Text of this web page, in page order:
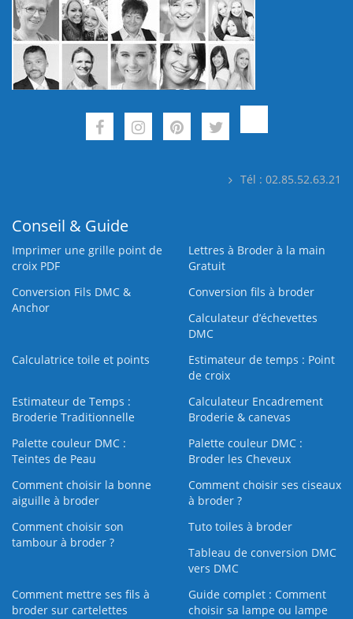
Tél : 02.85.52.63.21
Conseil & Guide
Imprimer une grille point de
croix PDF
Lettres à Broder à la main
Gratuit
Conversion Fils DMC &
Anchor
Conversion fils à broder
Calculateur d’échevettes
DMC
Calculatrice toile et points
Estimateur de temps : Point
de croix
Estimateur de Temps :
Broderie Traditionnelle
Calculateur Encadrement
Broderie & canevas
Palette couleur DMC :
Teintes de Peau
Palette couleur DMC :
Broder les Cheveux
Comment choisir la bonne
aiguille à broder
Comment choisir ses ciseaux
à broder ?
Comment choisir son
tambour à broder ?
Tuto toiles à broder
Tableau de conversion DMC
vers DMC
Comment mettre ses fils à
broder sur cartelettes
Guide complet : Comment
choisir sa lampe ou lampe